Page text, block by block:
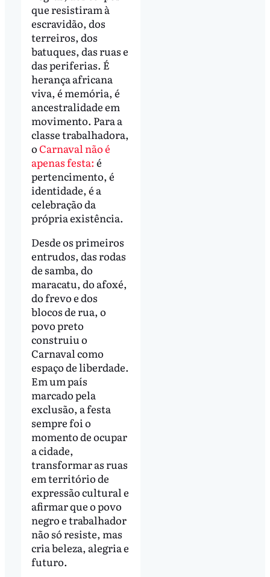
que resistiram à
escravidão, dos
terreiros, dos
batuques, das ruas e
das periferias. É
herança africana
viva, é memória, é
ancestralidade em
movimento. Para a
classe trabalhadora,
oCarnaval não é
apenas festa: é
pertencimento, é
identidade, é a
celebração da
própria existência.
Desde os primeiros
entrudos, das rodas
de samba, do
maracatu, do afoxé,
do frevo e dos
blocos de rua, o
povo preto
construiu o
Carnaval como
espaço de liberdade.
Em um país
marcado pela
exclusão, a festa
sempre foi o
momento de ocupar
a cidade,
transformar as ruas
em território de
expressão cultural e
afirmar que o povo
negro e trabalhador
não só resiste, mas
cria beleza, alegria e
futuro.